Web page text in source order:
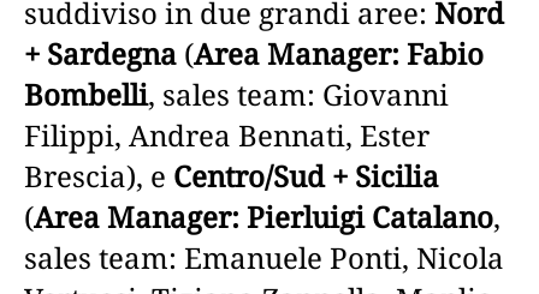
suddiviso in due grandi aree: Nord
+ Sardegna (Area Manager: Fabio
Bombelli, sales team: Giovanni
Filippi, Andrea Bennati, Ester
Brescia), e Centro/Sud + Sicilia
(Area Manager: Pierluigi Catalano,
sales team: Emanuele Ponti, Nicola